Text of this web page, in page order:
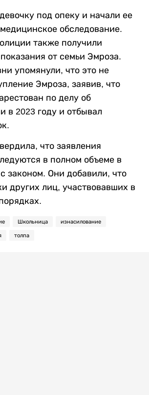
под опеку и начали ее
обследование.
также получили
от семьи Эмроза.
упомянули, что это не
Эмроза, заявив, что
по делу об
в 2023 году и отбывал
что заявления
в полном объеме в
законом. Они добавили, что
других лиц, участвовавших в
Школьница изнасилование
толпа